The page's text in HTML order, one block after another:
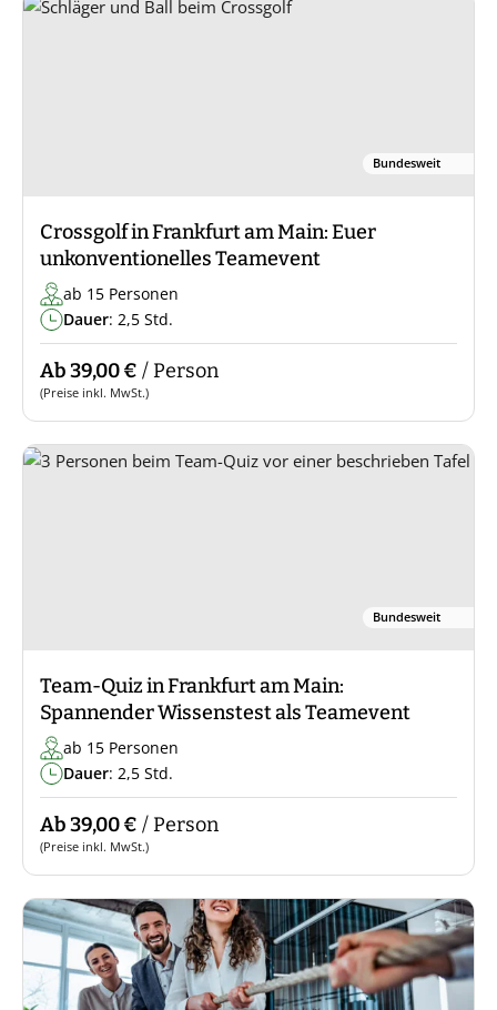
Bundesweit
Crossgolf in Frankfurt am Main: Euer
unkonventionelles Teamevent
ab 15 Personen
Dauer: 2,5 Std.
Ab 39,00 € / Person
(Preise inkl. MwSt.)
Bundesweit
Team-Quiz in Frankfurt am Main:
Spannender Wissenstest als Teamevent
ab 15 Personen
Dauer: 2,5 Std.
Ab 39,00 € / Person
(Preise inkl. MwSt.)